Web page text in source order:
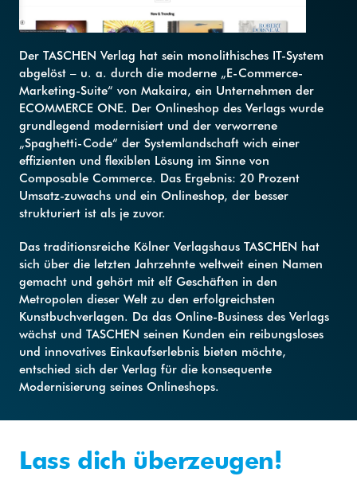
Der TASCHEN Verlag hat sein monolithisches IT-System
abgelöst – u. a. durch die moderne „E-Commerce-
Marketing-Suite“ von Makaira, ein Unternehmen der
ECOMMERCE ONE. Der Onlineshop des Verlags wurde
grundlegend modernisiert und der verworrene
„Spaghetti-Code“ der Systemlandschaft wich einer
effizienten und flexiblen Lösung im Sinne von
Composable Commerce. Das Ergebnis: 20 Prozent
Umsatz-zuwachs und ein Onlineshop, der besser
strukturiert ist als je zuvor.
Das traditionsreiche Kölner Verlagshaus TASCHEN hat
sich über die letzten Jahrzehnte weltweit einen Namen
gemacht und gehört mit elf Geschäften in den
Metropolen dieser Welt zu den erfolgreichsten
Kunstbuchverlagen. Da das Online-Business des Verlags
wächst und TASCHEN seinen Kunden ein reibungsloses
und innovatives Einkaufserlebnis bieten möchte,
entschied sich der Verlag für die konsequente
Modernisierung seines Onlineshops.
Lass dich überzeugen!